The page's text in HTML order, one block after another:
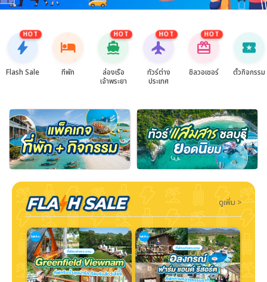
bolt
HOT
Flash Sale
hotel
ที่พัก
directions_boat
HOT
ล่องเรือ
เจ้าพระยา
flight
HOT
ทัวร์ต่าง
ประเทศ
card_giftcard
HOT
ชิลวอเชอร์
local_activity
ตั๋วกิจกรรม
‹ ›
ดูเพิ่ม >